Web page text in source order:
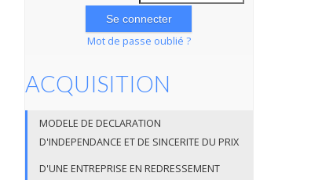
Mot de passe oublié ?
ACQUISITION
MODELE DE DECLARATION
D'INDEPENDANCE ET DE SINCERITE DU PRIX
D'UNE ENTREPRISE EN REDRESSEMENT